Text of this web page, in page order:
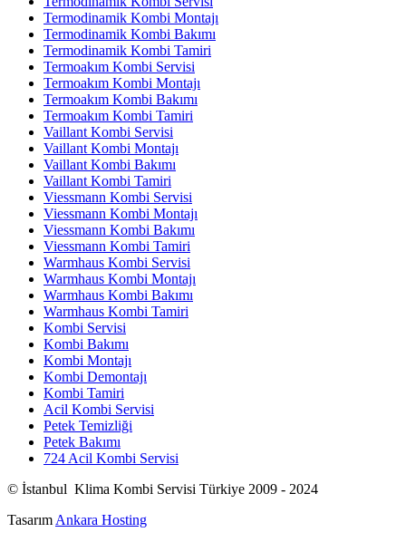
Termodinamik Kombi Montajı
Termodinamik Kombi Bakımı
Termodinamik Kombi Tamiri
Termoakım Kombi Servisi
Termoakım Kombi Montajı
Termoakım Kombi Bakımı
Termoakım Kombi Tamiri
Vaillant Kombi Servisi
Vaillant Kombi Montajı
Vaillant Kombi Bakımı
Vaillant Kombi Tamiri
Viessmann Kombi Servisi
Viessmann Kombi Montajı
Viessmann Kombi Bakımı
Viessmann Kombi Tamiri
Warmhaus Kombi Servisi
Warmhaus Kombi Montajı
Warmhaus Kombi Bakımı
Warmhaus Kombi Tamiri
Kombi Servisi
Kombi Bakımı
Kombi Montajı
Kombi Demontajı
Kombi Tamiri
Acil Kombi Servisi
Petek Temizliği
Petek Bakımı
724 Acil Kombi Servisi
© İstanbul Klima Kombi Servisi Türkiye 2009 - 2024
TasarımAnkara Hosting